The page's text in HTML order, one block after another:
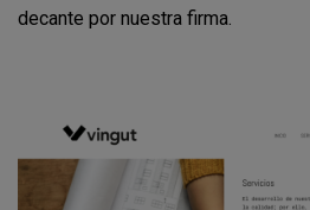
decante por nuestra firma.